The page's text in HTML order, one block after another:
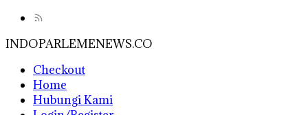
INDOPARLEMENEWS.CO
Checkout
Home
Hubungi Kami